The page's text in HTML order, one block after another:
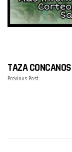
TAZA CONCANOS
Previous Post